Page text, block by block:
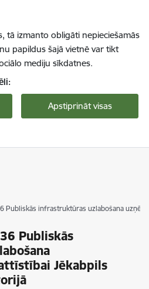
tā izmanto obligāti nepieciešamās
papildus šajā vietnē var tikt
mediju sīkdatnes.
Apstiprināt visas
infrastruktūras uzlabošana
Publiskās
Jēkabpils